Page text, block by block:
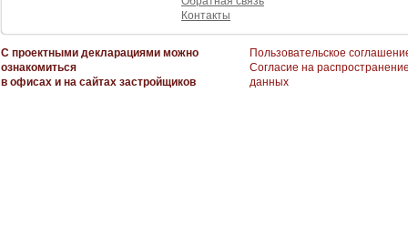
Контакты
С проектными декларациями можно
ознакомиться
в офисах и на сайтах застройщиков
Пользовательское
Согласие на
данных